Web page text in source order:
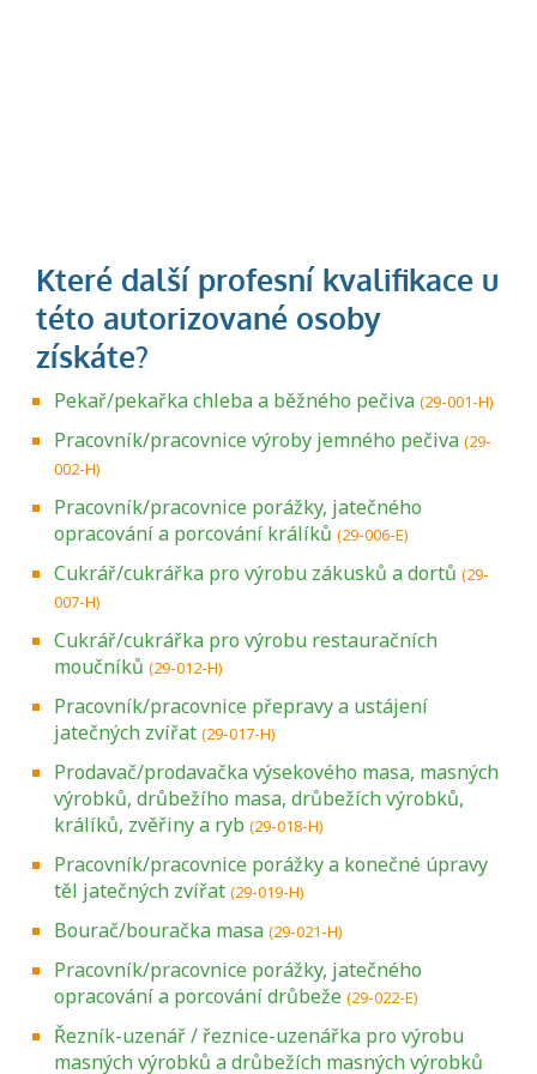
Pekař/pekařka chleba a běžného pečiva (29-001-H)
Pracovník/pracovnice výroby jemného pečiva (29-
002-H)
Pracovník/pracovnice porážky, jatečného
opracování a porcování králíků (29-006-E)
Cukrář/cukrářka pro výrobu zákusků a dortů (29-
007-H)
Cukrář/cukrářka pro výrobu restauračních
moučníků (29-012-H)
Pracovník/pracovnice přepravy a ustájení
jatečných zvířat (29-017-H)
Prodavač/prodavačka výsekového masa, masných
výrobků, drůbežího masa, drůbežích výrobků,
králíků, zvěřiny a ryb (29-018-H)
Pracovník/pracovnice porážky a konečné úpravy
těl jatečných zvířat (29-019-H)
Bourač/bouračka masa (29-021-H)
Pracovník/pracovnice porážky, jatečného
opracování a porcování drůbeže (29-022-E)
Řezník-uzenář / řeznice-uzenářka pro výrobu
masných výrobků a drůbežích masných výrobků